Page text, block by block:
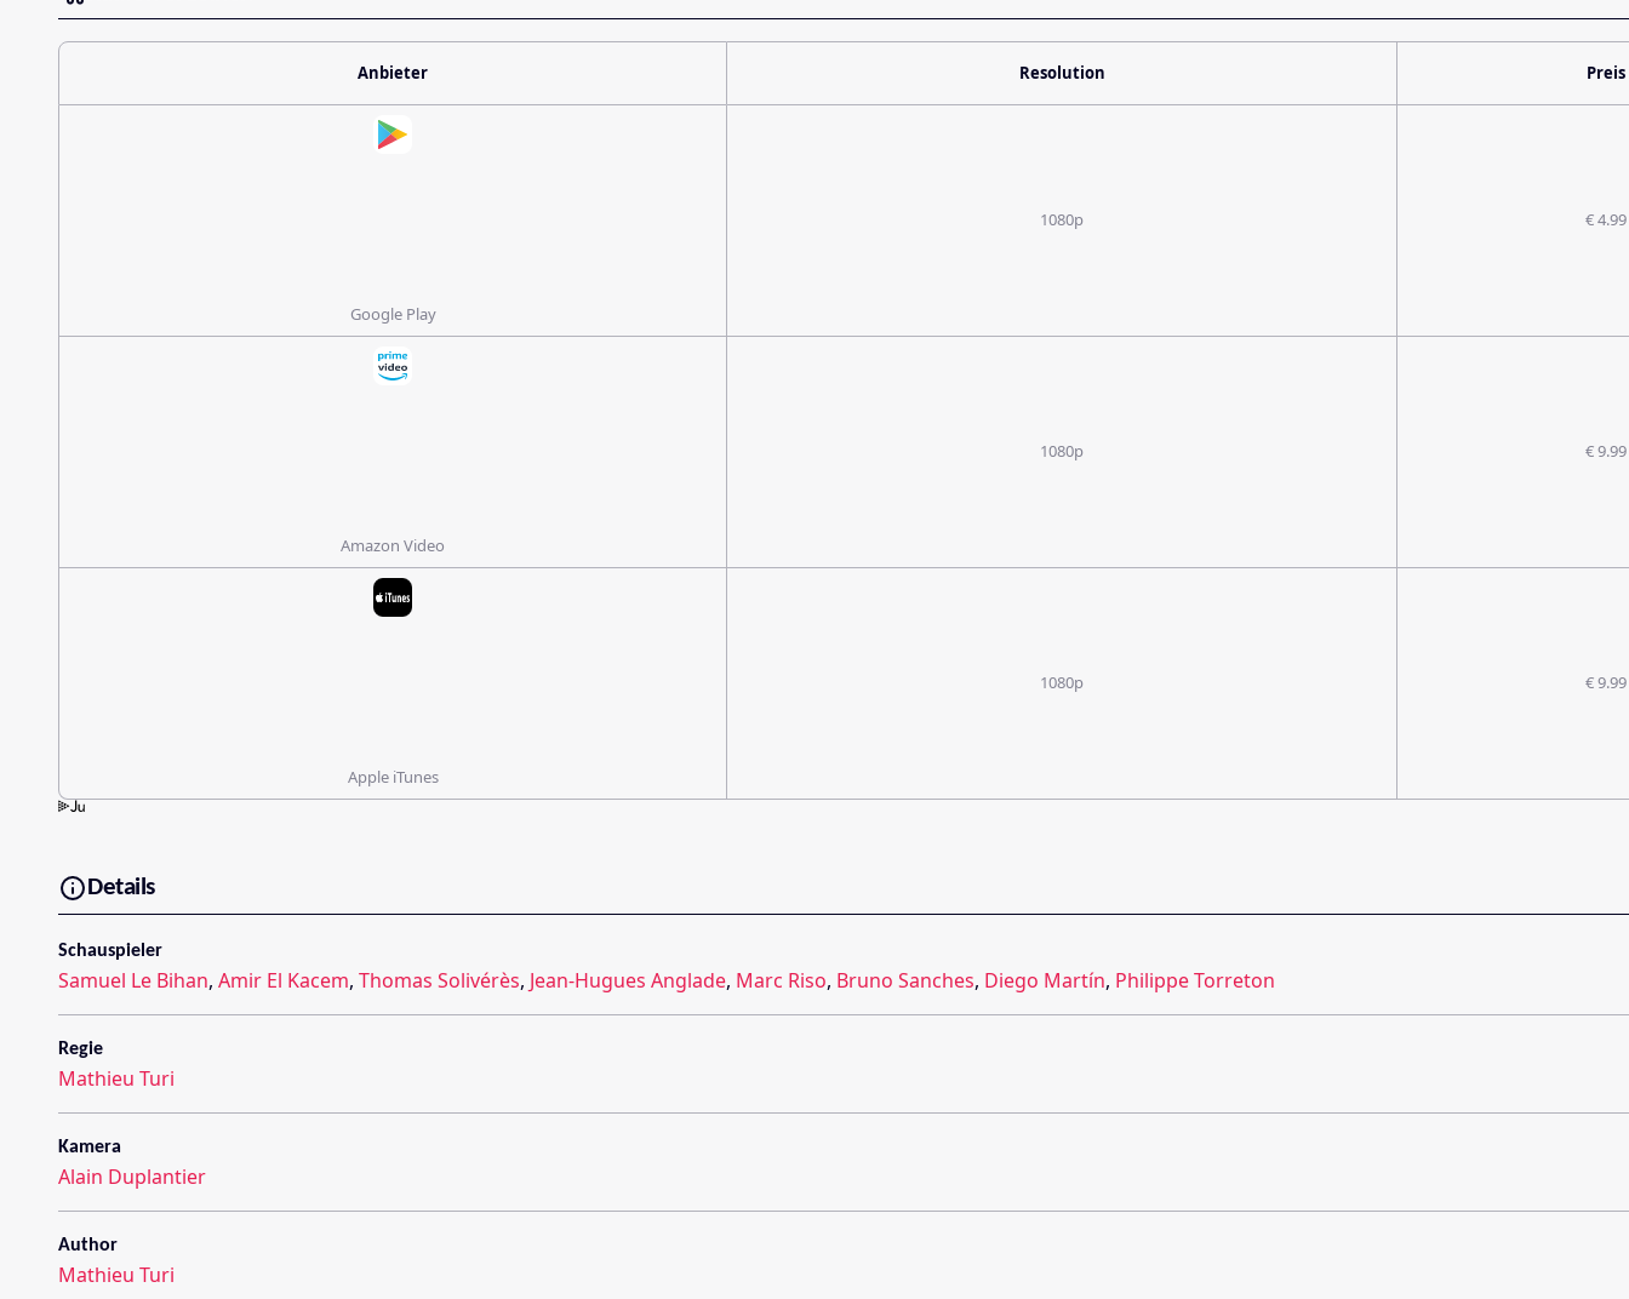
Anbieter Resolution Preis
Google Play
1080p € 4.99
Amazon Video
1080p € 9.99
Apple iTunes
1080p € 9.99
Details
Schauspieler
Samuel Le Bihan, Amir El Kacem, Thomas Solivérès, Jean-Hugues Anglade, Marc Riso, Bruno Sanches, Diego Martín, Philippe Torreton
Regie
Mathieu Turi
Kamera
Alain Duplantier
Author
Mathieu Turi